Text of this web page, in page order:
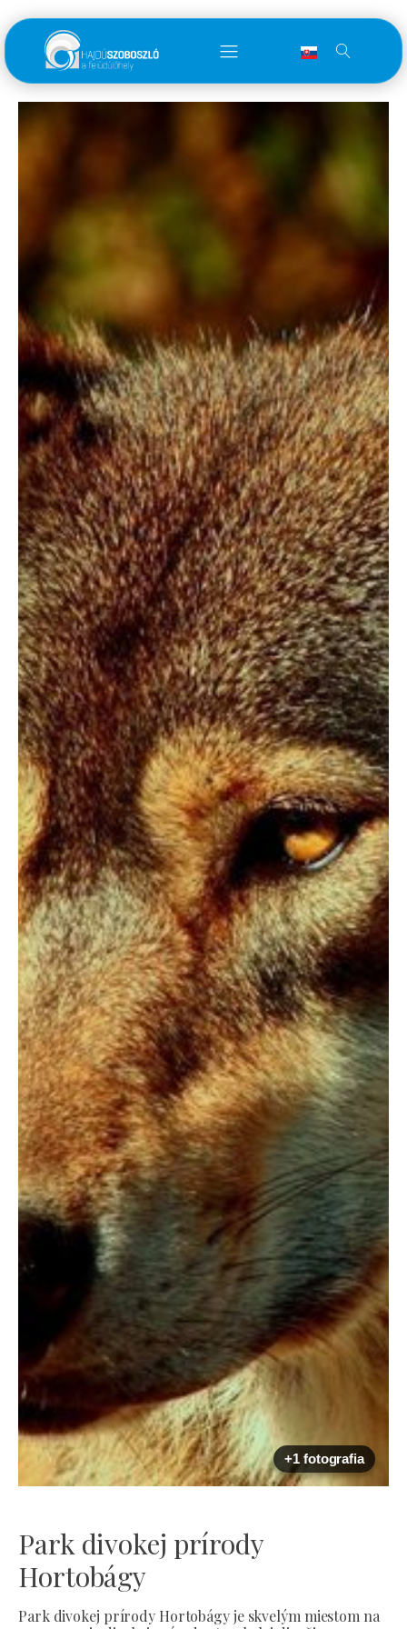
+1 fotografia
Park divokej prírody
Hortobágy
Park divokej prírody Hortobágy je skvelým miestom na